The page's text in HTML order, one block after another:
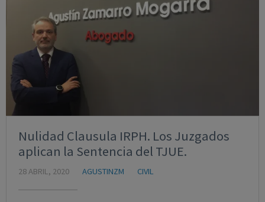
Nulidad Clausula IRPH. Los Juzgados
aplican la Sentencia del TJUE.
28 ABRIL, 2020 AGUSTINZM CIVIL